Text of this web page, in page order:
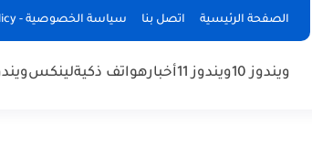
الصفحة الرئيسية اتصل بنا سياسة الخصوصية - Privacy Policy
ويندوز 10 ويندوز 11 أخبارهواتف ذكيةلينكس